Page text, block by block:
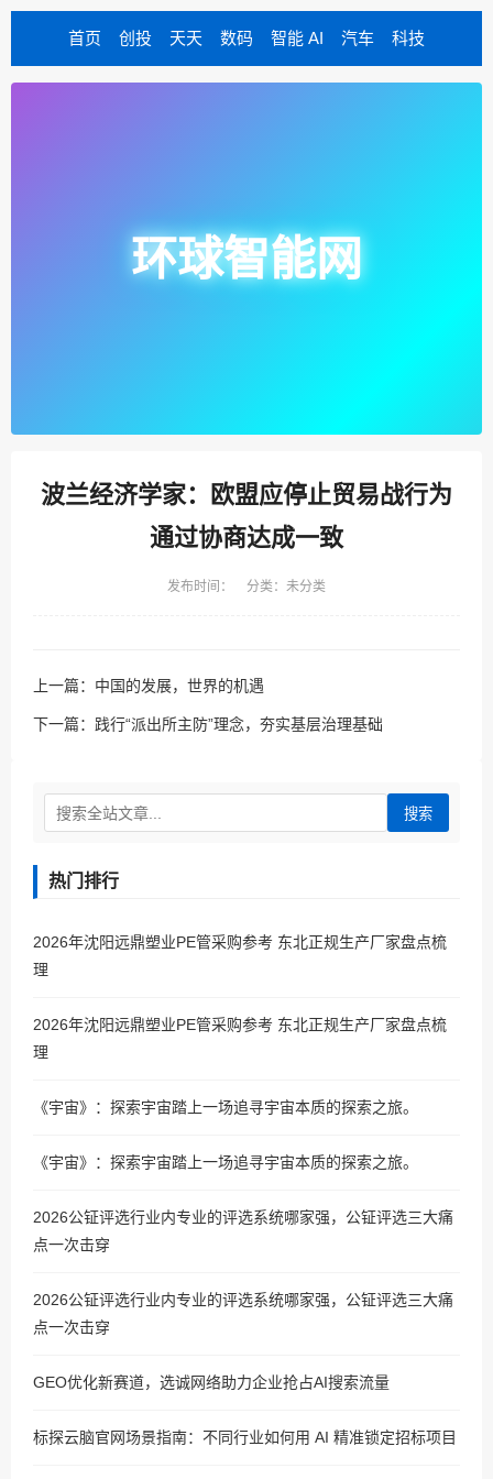
首页 创投 天天 数码 智能 AI 汽车 科技
环球智能网
波兰经济学家：欧盟应停止贸易战行为
通过协商达成一致
发布时间： 分类：未分类
上一篇： 中国的发展，世界的机遇
下一篇： 践行“派出所主防”理念，夯实基层治理基础
搜索
热门排行
2026年沈阳远鼎塑业PE管采购参考 东北正规生产厂家盘点梳
理
2026年沈阳远鼎塑业PE管采购参考 东北正规生产厂家盘点梳
理
《宇宙》：探索宇宙踏上一场追寻宇宙本质的探索之旅。
《宇宙》：探索宇宙踏上一场追寻宇宙本质的探索之旅。
2026公钲评选行业内专业的评选系统哪家强，公钲评选三大痛
点一次击穿
2026公钲评选行业内专业的评选系统哪家强，公钲评选三大痛
点一次击穿
GEO优化新赛道，选诚网络助力企业抢占AI搜索流量
标探云脑官网场景指南：不同行业如何用 AI 精准锁定招标项目